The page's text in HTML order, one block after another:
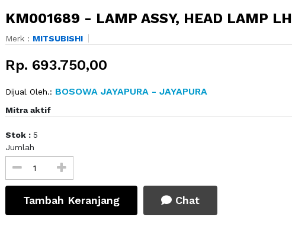
KM001689 - LAMP ASSY, HEAD LAMP LH
Merk : MITSUBISHI
Rp. 693.750,00
Dijual Oleh.: BOSOWA JAYAPURA - JAYAPURA
Mitra aktif
Stok : 5
Jumlah
Tambah Keranjang Chat